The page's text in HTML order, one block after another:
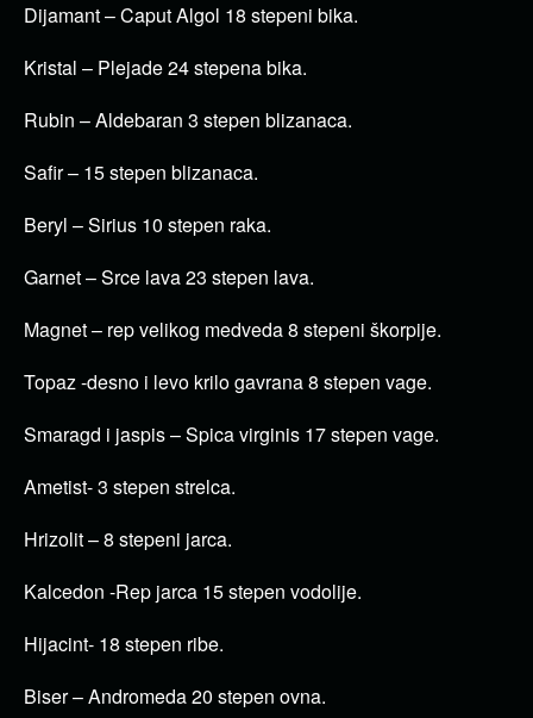
Dijamant – Caput Algol 18 stepeni bika.
Kristal – Plejade 24 stepena bika.
Rubin – Aldebaran 3 stepen blizanaca.
Safir – 15 stepen blizanaca.
Beryl – Sirius 10 stepen raka.
Garnet – Srce lava 23 stepen lava.
Magnet – rep velikog medveda 8 stepeni škorpije.
Topaz -desno i levo krilo gavrana 8 stepen vage.
Smaragd i jaspis – Spica virginis 17 stepen vage.
Ametist- 3 stepen strelca.
Hrizolit – 8 stepeni jarca.
Kalcedon -Rep jarca 15 stepen vodolije.
Hijacint- 18 stepen ribe.
Biser – Andromeda 20 stepen ovna.